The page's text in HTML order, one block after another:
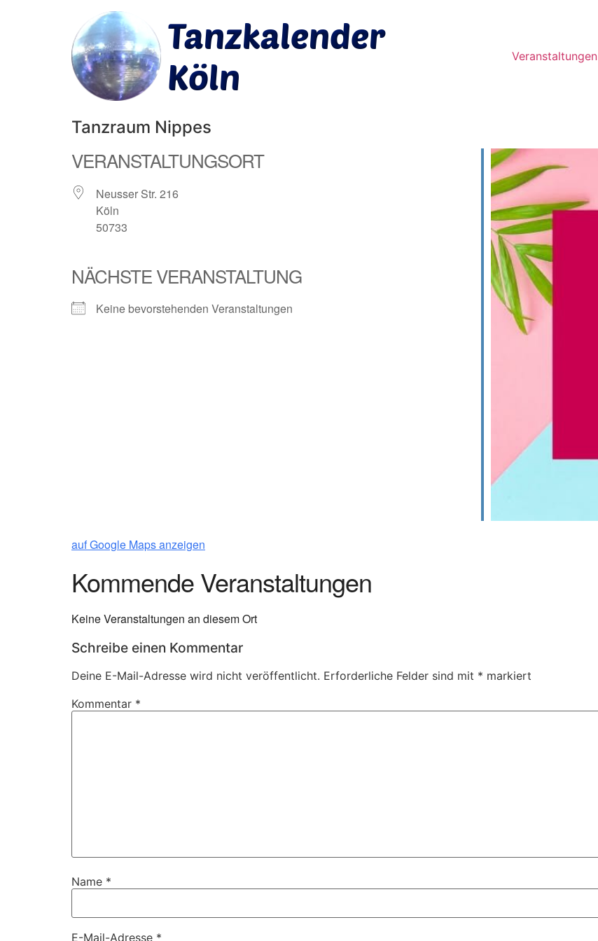
Veranstaltungen
Tanzraum Nippes
VERANSTALTUNGSORT
Neusser Str. 216
Köln
50733
NÄCHSTE VERANSTALTUNG
Keine bevorstehenden Veranstaltungen
auf Google Maps anzeigen
Kommende Veranstaltungen
Keine Veranstaltungen an diesem Ort
Schreibe einen Kommentar
Deine E-Mail-Adresse wird nicht veröffentlicht. Erforderliche Felder sind mit * markiert
Kommentar *
Name *
E-Mail-Adresse *